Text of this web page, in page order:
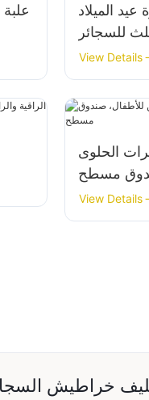
الميلاد
للسجائر
الإلكترونية
View Details
الحلوى
مسطح
View Details
خراطيش